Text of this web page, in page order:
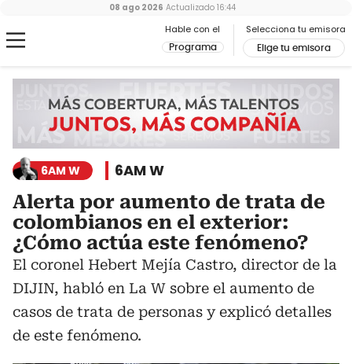
Hable con el
Programa
Selecciona tu emisora
Elige tu emisora
08 ago 2026 Actualizado 16:44
6AM W 6AM W
Alerta por aumento de trata de
colombianos en el exterior:
¿Cómo actúa este fenómeno?
El coronel Hebert Mejía Castro, director de la
DIJIN, habló en La W sobre el aumento de
casos de trata de personas y explicó detalles
de este fenómeno.